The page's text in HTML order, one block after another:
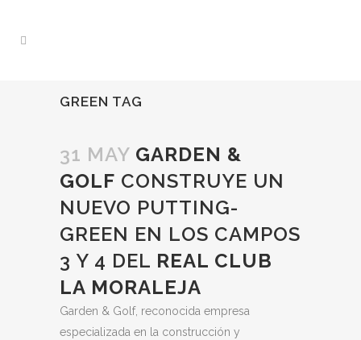
GREEN TAG
31 MAY GARDEN &
GOLF CONSTRUYE UN
NUEVO PUTTING-
GREEN EN LOS CAMPOS
3 Y 4 DEL REAL CLUB
LA MORALEJA
Garden & Golf, reconocida empresa
especializada en la construcción y